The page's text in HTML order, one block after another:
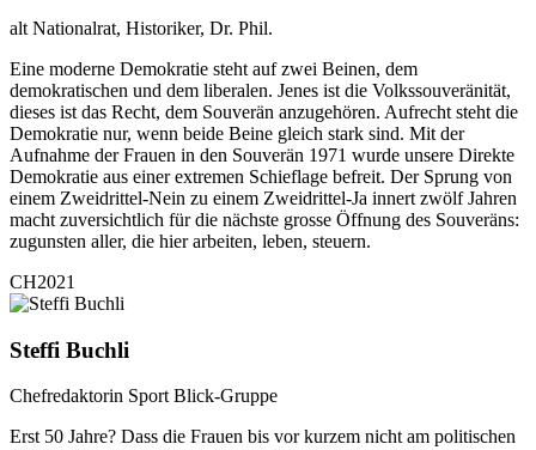
alt Nationalrat, Historiker, Dr. Phil.
Eine moderne Demokratie steht auf zwei Beinen, dem
demokratischen und dem liberalen. Jenes ist die Volkssouveränität,
dieses ist das Recht, dem Souverän anzugehören. Aufrecht steht die
Demokratie nur, wenn beide Beine gleich stark sind. Mit der
Aufnahme der Frauen in den Souverän 1971 wurde unsere Direkte
Demokratie aus einer extremen Schieflage befreit. Der Sprung von
einem Zweidrittel-Nein zu einem Zweidrittel-Ja innert zwölf Jahren
macht zuversichtlich für die nächste grosse Öffnung des Souveräns:
zugunsten aller, die hier arbeiten, leben, steuern.
CH2021
Steffi Buchli
Chefredaktorin Sport Blick-Gruppe
Erst 50 Jahre? Dass die Frauen bis vor kurzem nicht am politischen